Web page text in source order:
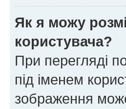
Як я можу
користувача?
При перегляді
під іменем
зображення